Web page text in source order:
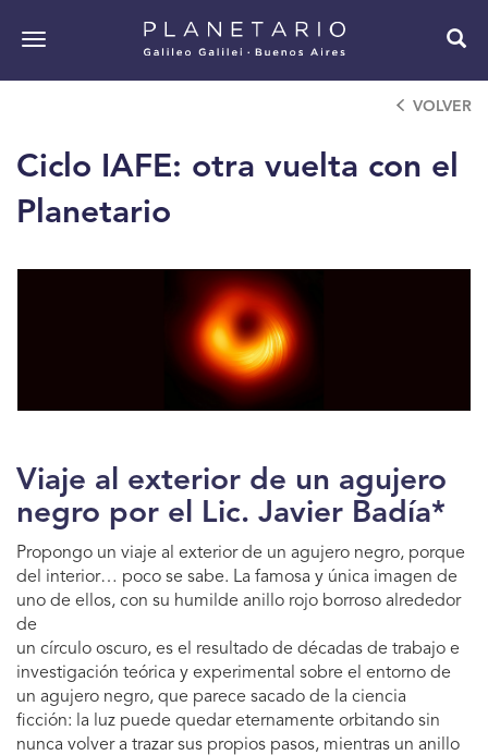
principalnavigation
Ciclo IAFE: otra vuelta con el
Planetario
VOLVER
Viaje al exterior de un agujero
negro por el Lic. Javier Badía*
Propongo un viaje al exterior de un agujero negro, porque
del interior… poco se sabe. La famosa y única imagen de
uno de ellos, con su humilde anillo rojo borroso alrededor
de
un círculo oscuro, es el resultado de décadas de trabajo e
investigación teórica y experimental sobre el entorno de
un agujero negro, que parece sacado de la ciencia
ficción: la luz puede quedar eternamente orbitando sin
nunca volver a trazar sus propios pasos, mientras un anillo